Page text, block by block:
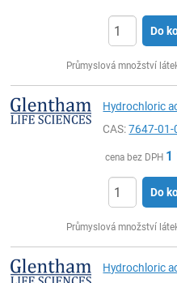
Do
Průmyslová množství
Hydrochloric
CAS:7647-01-
cena bez DPH 1
Do
Průmyslová množství
Hydrochloric